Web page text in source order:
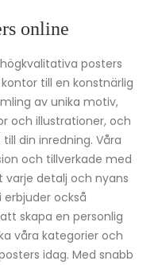
online
posters
till en konstnärlig
av unika motiv,
och illustrationer, och
din inredning. Våra
och tillverkade med
detalj och nyans
också
skapa en personlig
våra kategorier och
idag. Med snabb